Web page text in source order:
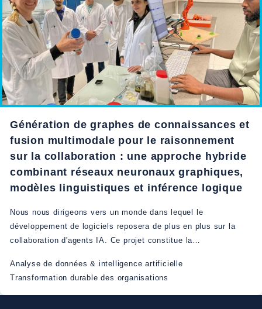
Génération de graphes de connaissances et
fusion multimodale pour le raisonnement
sur la collaboration : une approche hybride
combinant réseaux neuronaux graphiques,
modèles linguistiques et inférence logique
Nous nous dirigeons vers un monde dans lequel le
développement de logiciels reposera de plus en plus sur la
collaboration d'agents IA. Ce projet constitue la…
Analyse de données & intelligence artificielle
Transformation durable des organisations